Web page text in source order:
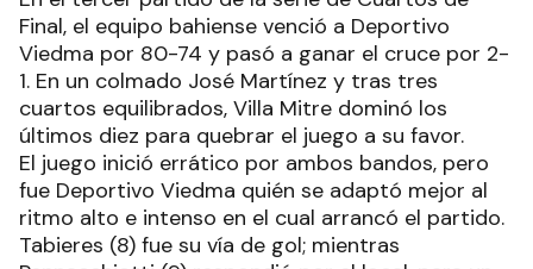
Final, el equipo bahiense venció a Deportivo
Viedma por 80-74 y pasó a ganar el cruce por 2-
1. En un colmado José Martínez y tras tres
cuartos equilibrados, Villa Mitre dominó los
últimos diez para quebrar el juego a su favor.
El juego inició errático por ambos bandos, pero
fue Deportivo Viedma quién se adaptó mejor al
ritmo alto e intenso en el cual arrancó el partido.
Tabieres (8) fue su vía de gol; mientras